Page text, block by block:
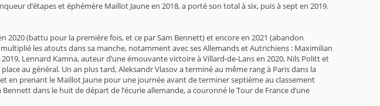
d’étapes et éphémère Maillot Jaune en 2018, a porté son total à six, puis à sept en 2019.
2020 (battu pour la première fois, et ce par Sam Bennett) et encore en 2021 (abandon
les atouts dans sa manche, notamment avec ses Allemands et Autrichiens : Maximilian
Lennard Kamna, auteur d’une émouvante victoire à Villard-de-Lans en 2020, Nils Politt et
au général. Un an plus tard, Aleksandr Vlasov a terminé au même rang à Paris dans la
en prenant le Maillot Jaune pour une journée avant de terminer septième au classement
dans le huit de départ de l’écurie allemande, a couronné le Tour de France d’une